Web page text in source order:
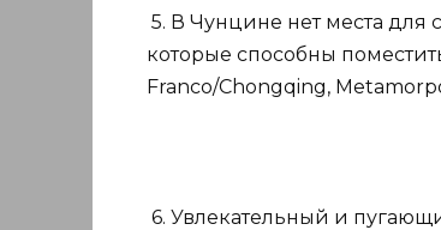
5. В Чунцине нет места для
которые способны
Franco/Chongqing,
6. Увлекательный и